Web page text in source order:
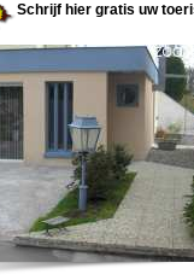
Schrijf hier gratis uw